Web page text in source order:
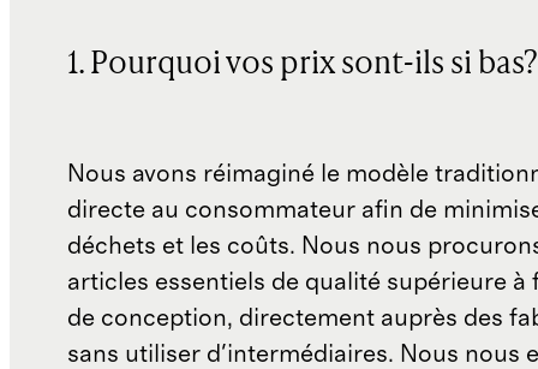
1. Pourquoi vos prix sont-ils si bas?
Nous avons réimaginé le modèle
directe au consommateur afin de
déchets et les coûts. Nous nous
articles essentiels de qualité supérieure à
de conception, directement auprès des
sans utiliser d'intermédiaires. Nous nous